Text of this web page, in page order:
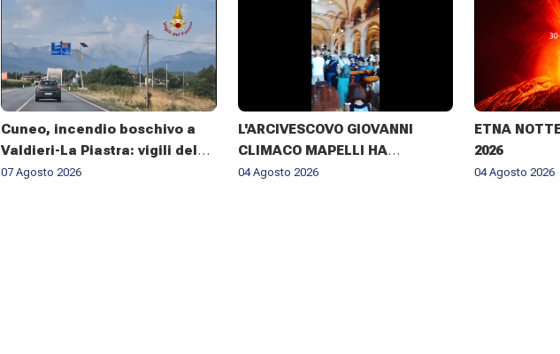
Cuneo, incendio boschivo a
Valdieri-La Piastra: vigili del
fuoco al lavoro da sette giorni
07 Agosto 2026
L'ARCIVESCOVO GIOVANNI
CLIMACO MAPELLI HA
PRESENZIATO AL FUNERALE DI
04 Agosto 2026
ETNA
2026
04 Agosto 2026